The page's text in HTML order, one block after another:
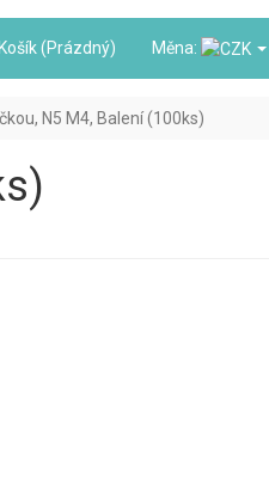
Košík (Prázdný) Měna:
N5 M4, Balení (100ks)